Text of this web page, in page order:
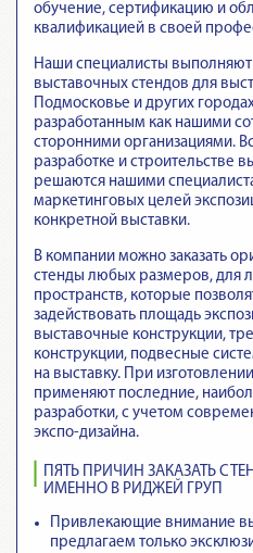
обучение, сертификацию и
квалификацией в своей
Наши специалисты выполняют
выставочных стендов для
Подмосковье и других
разработанным как нашими
сторонними организациями.
разработке и строительстве
решаются нашими
маркетинговых целей
конкретной выставки.
В компании можно заказать
стенды любых размеров, для
пространств, которые
задействовать площадь
выставочные конструкции,
конструкции, подвесные
на выставку. При
применяют последние,
разработки, с учетом
экспо-дизайна.
ПЯТЬ ПРИЧИН ЗАКАЗАТЬ
ИМЕННО В РИДЖЕЙ ГРУП
Привлекающие внимание
предлагаем только